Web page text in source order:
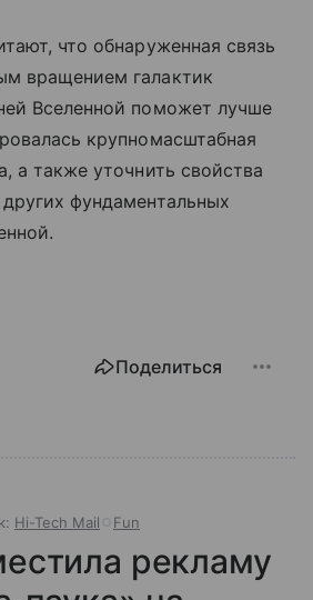
что обнаруженная связь
вращением галактик
Вселенной поможет лучше
крупномасштабная
а также уточнить свойства
фундаментальных
Поделиться
Hi-Tech Mail Fun
рекламу